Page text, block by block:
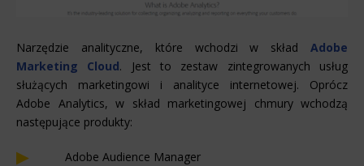
Narzędzie analityczne, które wchodzi w skład Adobe
Marketing Cloud. Jest to zestaw zintegrowanych usług
służących marketingowi i analityce internetowej. Oprócz
Adobe Analytics, w skład marketingowej chmury wchodzą
następujące produkty:
Adobe Audience Manager